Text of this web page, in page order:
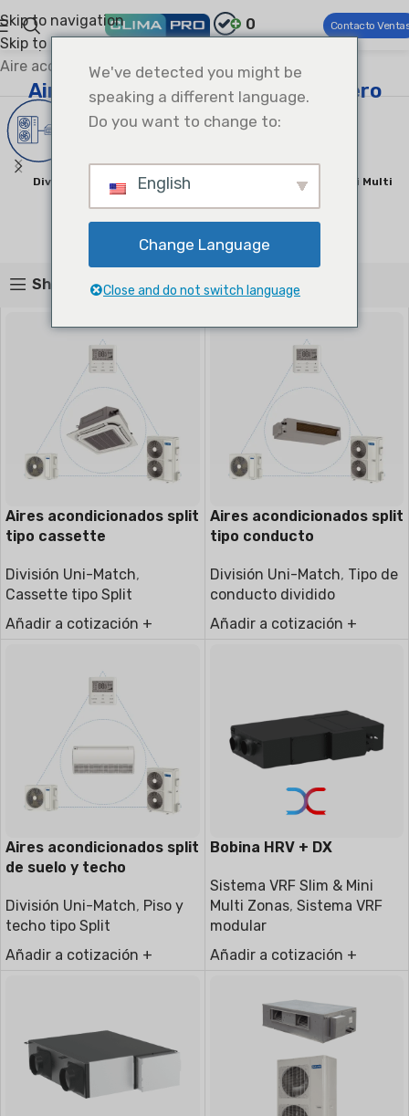
Skip to navigation
Skip to main content
0 Contacto
Climapro® HVAC comercial
Aire acondicionado comercial ligero
Aire acondicionado comercial ligero
Divisiones De Conducto
Unitario DX
Producto 1
Sistema VRF Slim & Mini Multi
Productos 2
Show sidebar
Aires acondicionados split
tipo cassette
División Uni-Match,
Cassette tipo Split
Añadir a cotización +
Aires acondicionados split
tipo conducto
División Uni-Match, Tipo de
conducto dividido
Añadir a cotización +
Aires acondicionados split
de suelo y techo
División Uni-Match, Piso y
techo tipo Split
Añadir a cotización +
Bobina HRV + DX
Sistema VRF Slim & Mini
Multi Zonas, Sistema VRF
modular
Añadir a cotización +
We've detected you might be
speaking a different language.
Do you want to change to:
English
Change Language
Close and do not switch language